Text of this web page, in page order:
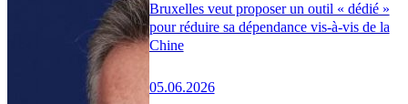
Bruxelles veut proposer un outil « dédié »
pour réduire sa dépendance vis-à-vis de la
Chine
05.06.2026